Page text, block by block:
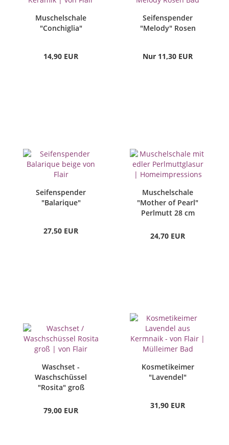
Muschelschale
"Conchiglia"
14,90 EUR
Seifenspender
"Melody" Rosen
Nur 11,30 EUR
Seifenspender
"Balarique"
27,50 EUR
Muschelschale
"Mother of Pearl"
Perlmutt 28 cm
24,70 EUR
Waschset -
Waschschüssel
"Rosita" groß
79,00 EUR
Kosmetikeimer
"Lavendel"
31,90 EUR